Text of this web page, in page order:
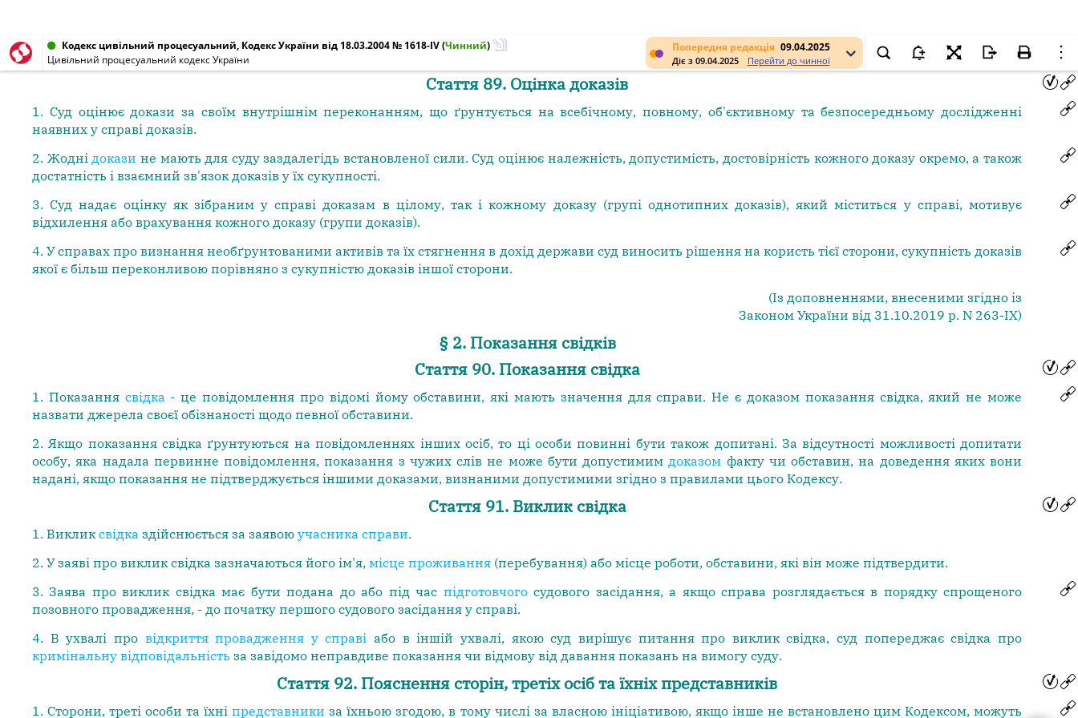
Попередня редакція 09.04.2025
Діє з 09.04.2025 Перейти до чинної
Кодекс цивільний процесуальний, Кодекс України від 18.03.2004 № 1618-IV(Чинний)
Цивільний процесуальний кодекс України